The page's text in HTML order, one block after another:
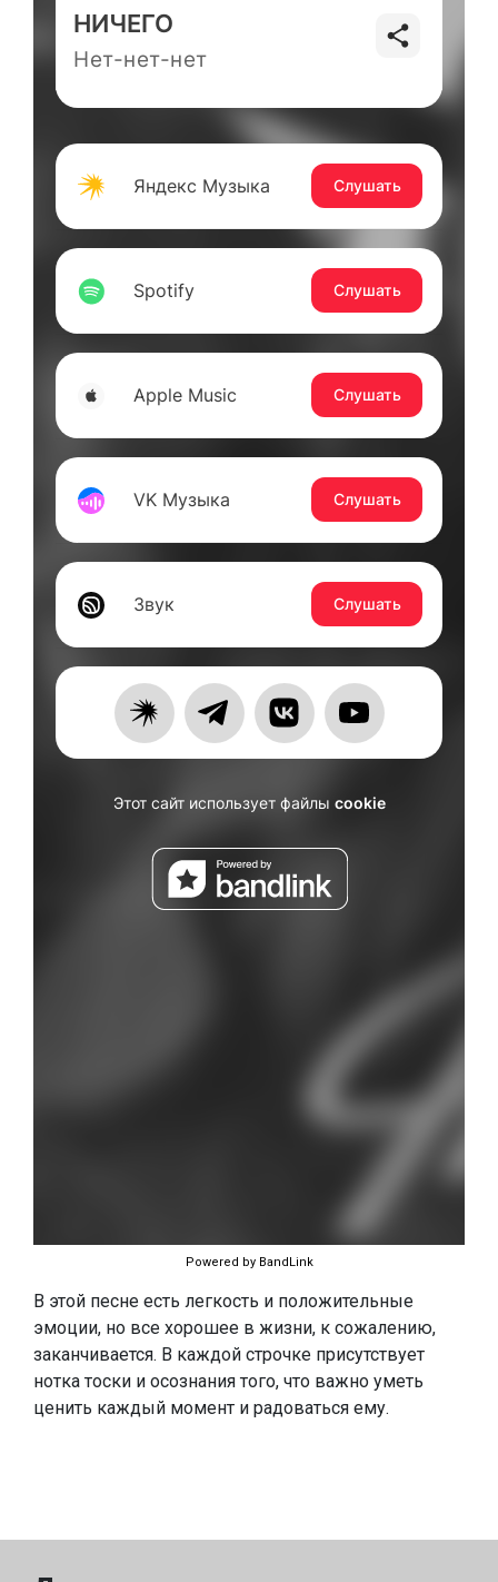
Powered by BandLink
В этой песне есть легкость и положительные
эмоции, но все хорошее в жизни, к сожалению,
заканчивается. В каждой строчке присутствует
нотка тоски и осознания того, что важно уметь
ценить каждый момент и радоваться ему.